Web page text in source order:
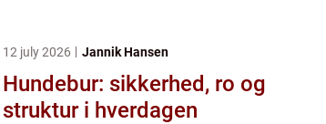
12 july 2026 Jannik Hansen
Hundebur: sikkerhed, ro og
struktur i hverdagen